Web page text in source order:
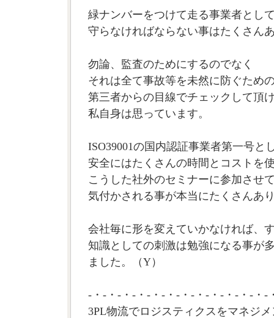
緑ナンバーをつけて走る事業者とし
守らなければならない事はたくさん
勿論、監査のためにするのでなく
それは全て事故等を未然に防ぐため
第三者からの目線でチェックして頂
私自身は思っています。
ISO39001の国内認証事業者第一号と
安全にはたくさんの時間とコストを
こうした社外のセミナーに参加させ
気付かされる事が本当にたくさんあ
会社毎に形を変えていかなければ、
知識としての刺激は勉強になる事が
ました。（Y）
-・-・-・-・-・-・-・-・-・-・-・-・-
3PL物流でロジスティクスをマネジ